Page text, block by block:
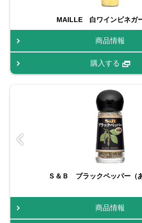
MAILLE 白ワインビネガ
商品情報
購入する
Ｓ＆Ｂ ブラックペッパー（
商品情報